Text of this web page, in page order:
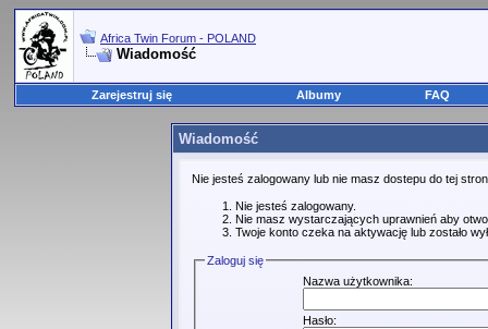
Africa Twin Forum - POLAND
Wiadomość
Zarejestruj się Albumy FAQ
Wiadomość
Nie jesteś zalogowany lub nie masz dostepu do tej
Nie jesteś zalogowany.
Nie masz wystarczających uprawnień aby
Twoje konto czeka na aktywację lub zostało
Zaloguj się
Nazwa użytkownika:
Hasło: